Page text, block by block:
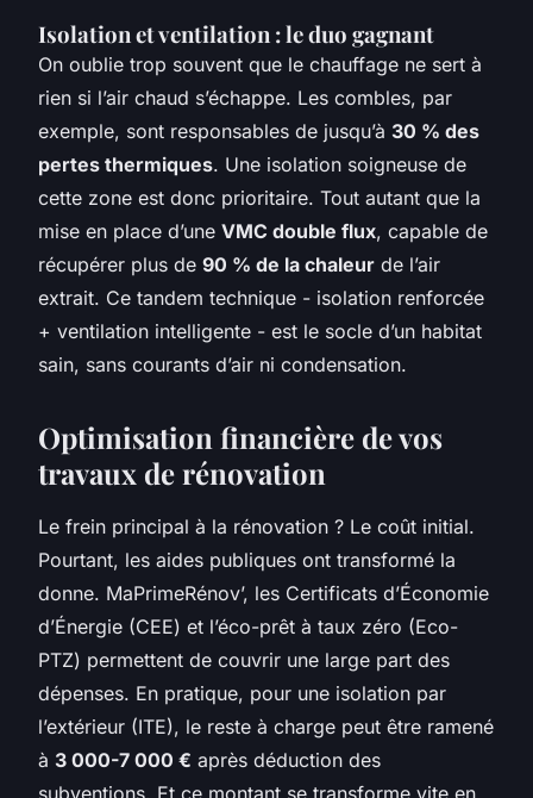
Isolation et ventilation : le duo gagnant
On oublie trop souvent que le chauffage ne sert à
rien si l’air chaud s’échappe. Les combles, par
exemple, sont responsables de jusqu’à 30 % des
pertes thermiques. Une isolation soigneuse de
cette zone est donc prioritaire. Tout autant que la
mise en place d’une VMC double flux, capable de
récupérer plus de 90 % de la chaleur de l’air
extrait. Ce tandem technique - isolation renforcée
+ ventilation intelligente - est le socle d’un habitat
sain, sans courants d’air ni condensation.
Optimisation financière de vos
travaux de rénovation
Le frein principal à la rénovation ? Le coût initial.
Pourtant, les aides publiques ont transformé la
donne. MaPrimeRénov’, les Certificats d’Économie
d’Énergie (CEE) et l’éco-prêt à taux zéro (Eco-
PTZ) permettent de couvrir une large part des
dépenses. En pratique, pour une isolation par
l’extérieur (ITE), le reste à charge peut être ramené
à 3 000-7 000 € après déduction des